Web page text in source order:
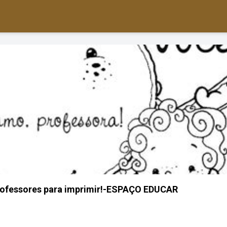
para imprimir!-ESPAÇO EDUCAR